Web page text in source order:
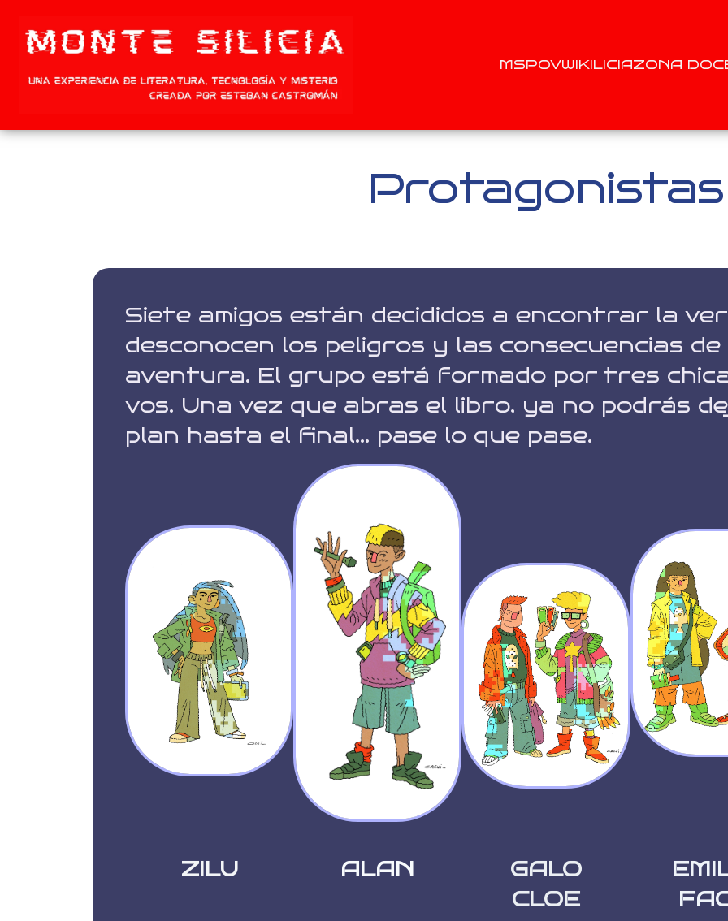
MSPOVWIKILICIAZONA
Protagonistas
Siete amigos están decididos a encontrar la
desconocen los peligros y las consecuencias
aventura. El grupo está formado por tres
vos. Una vez que abras el libro, ya no podrás
plan hasta el final... pase lo que pase.
ZILU ALAN
GALO
CLOE